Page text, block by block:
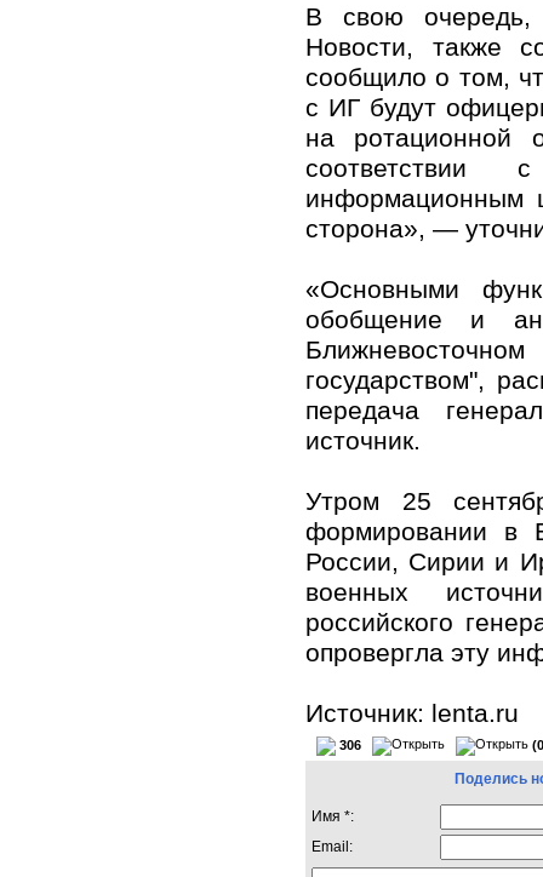
В свою очередь,
Новости, также
сообщило о том,
с ИГ будут
на ротационной
соответствии
информационным
сторона», —
«Основными
обобщение и
государством",
передача
источник.
Утром 25
формировании в
России, Сирии и
военных
российского
опровергла эту
Источник: lenta.ru
306
Поделись
Имя *:
Email: